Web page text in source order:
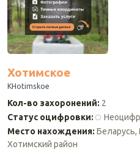
Хотимское
KHotimskoe
Кол-во захоронений: 2
Статус оцифровки:
Место нахождения: Беларусь,
Хотимский район